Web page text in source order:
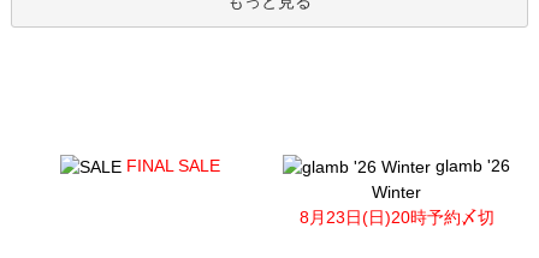
FINAL SALE
glamb '26
Winter
8月23日(日)20時予約〆切